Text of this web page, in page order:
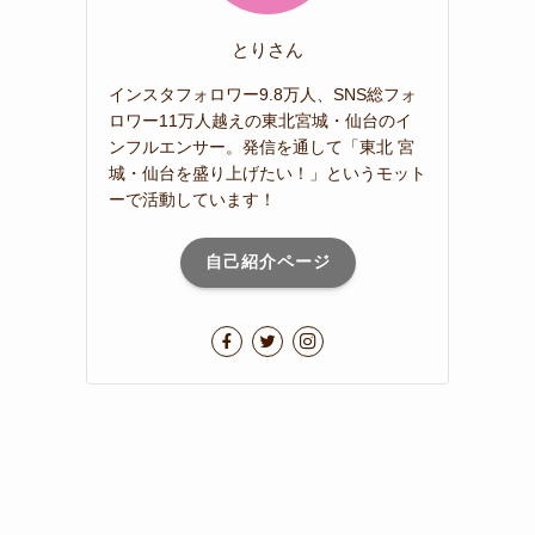
とりさん
インスタフォロワー9.8万人、SNS総フォ
ロワー11万人越えの東北宮城・仙台のイ
ンフルエンサー。発信を通して「東北 宮
城・仙台を盛り上げたい！」というモット
ーで活動しています！
自己紹介ページ